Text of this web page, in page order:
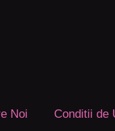
Noi Conditii de